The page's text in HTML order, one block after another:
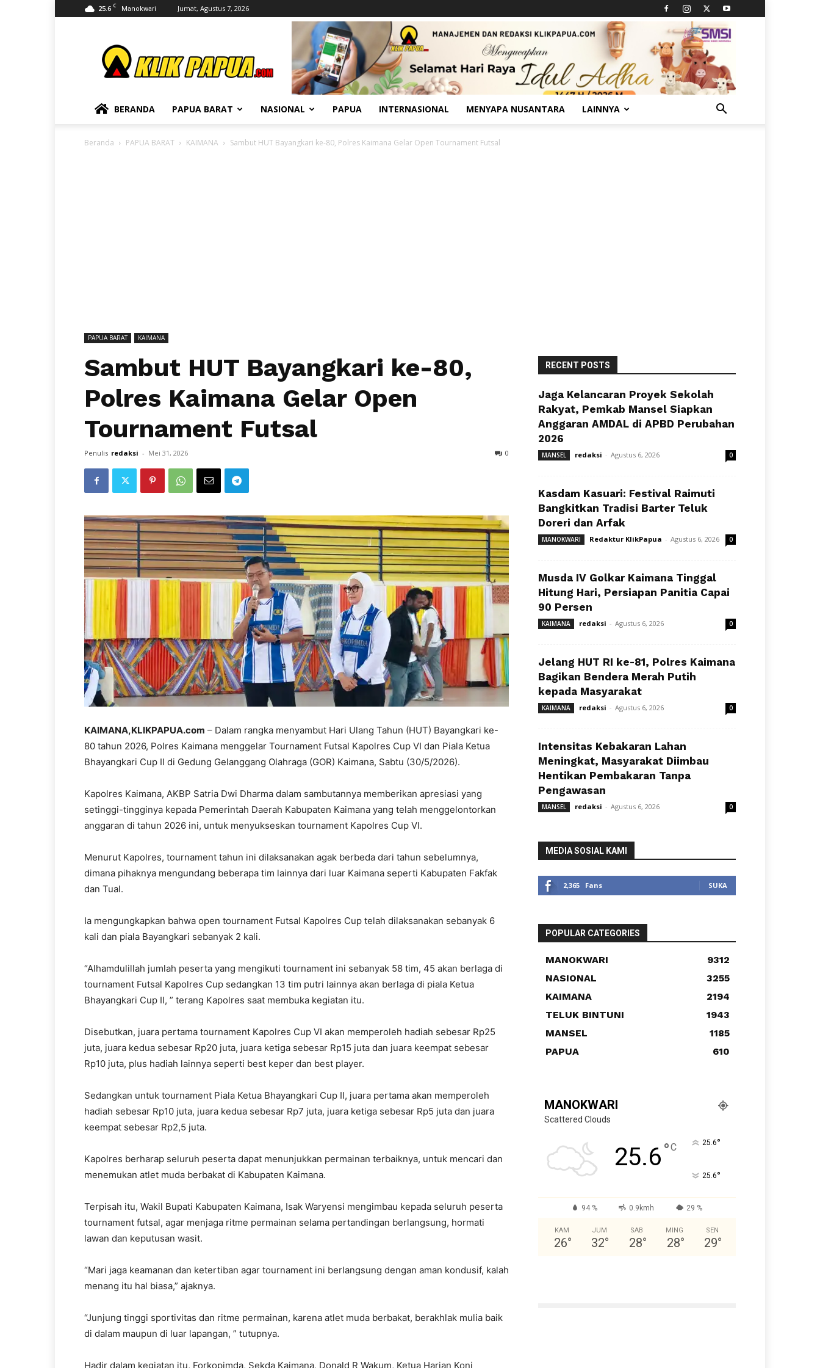
25.6 C Manokwari Jumat, Agustus 7, 2026
BERANDA PAPUA BARAT NASIONAL PAPUA INTERNASIONAL MENYAPA NUSANTARA LAINNYA
Beranda PAPUA BARAT KAIMANA Sambut HUT Bayangkari ke-80, Polres Kaimana Gelar Open Tournament Futsal
PAPUA BARAT KAIMANA
Sambut HUT Bayangkari ke-80,
Polres Kaimana Gelar Open
Tournament Futsal
Penulis redaksi - Mei 31, 2026 0
KAIMANA,KLIKPAPUA.com – Dalam rangka menyambut Hari Ulang Tahun (HUT) Bayangkari ke-
80 tahun 2026, Polres Kaimana menggelar Tournament Futsal Kapolres Cup VI dan Piala Ketua
Bhayangkari Cup II di Gedung Gelanggang Olahraga (GOR) Kaimana, Sabtu (30/5/2026).
Kapolres Kaimana, AKBP Satria Dwi Dharma dalam sambutannya memberikan apresiasi yang
setinggi-tingginya kepada Pemerintah Daerah Kabupaten Kaimana yang telah menggelontorkan
anggaran di tahun 2026 ini, untuk menyukseskan tournament Kapolres Cup VI.
Menurut Kapolres, tournament tahun ini dilaksanakan agak berbeda dari tahun sebelumnya,
dimana pihaknya mengundang beberapa tim lainnya dari luar Kaimana seperti Kabupaten Fakfak
dan Tual.
Ia mengungkapkan bahwa open tournament Futsal Kapolres Cup telah dilaksanakan sebanyak 6
kali dan piala Bayangkari sebanyak 2 kali.
“Alhamdulillah jumlah peserta yang mengikuti tournament ini sebanyak 58 tim, 45 akan berlaga di
tournament Futsal Kapolres Cup sedangkan 13 tim putri lainnya akan berlaga di piala Ketua
Bhayangkari Cup II, ” terang Kapolres saat membuka kegiatan itu.
Disebutkan, juara pertama tournament Kapolres Cup VI akan memperoleh hadiah sebesar Rp25
juta, juara kedua sebesar Rp20 juta, juara ketiga sebesar Rp15 juta dan juara keempat sebesar
Rp10 juta, plus hadiah lainnya seperti best keper dan best player.
Sedangkan untuk tournament Piala Ketua Bhayangkari Cup II, juara pertama akan memperoleh
hadiah sebesar Rp10 juta, juara kedua sebesar Rp7 juta, juara ketiga sebesar Rp5 juta dan juara
keempat sebesar Rp2,5 juta.
Kapolres berharap seluruh peserta dapat menunjukkan permainan terbaiknya, untuk mencari dan
menemukan atlet muda berbakat di Kabupaten Kaimana.
Terpisah itu, Wakil Bupati Kabupaten Kaimana, Isak Waryensi mengimbau kepada seluruh peserta
tournament futsal, agar menjaga ritme permainan selama pertandingan berlangsung, hormati
lawan dan keputusan wasit.
“Mari jaga keamanan dan ketertiban agar tournament ini berlangsung dengan aman kondusif, kalah
menang itu hal biasa,” ajaknya.
“Junjung tinggi sportivitas dan ritme permainan, karena atlet muda berbakat, berakhlak mulia baik
di dalam maupun di luar lapangan, ” tutupnya.
Hadir dalam kegiatan itu, Forkopimda, Sekda Kaimana, Donald R Wakum, Ketua Harian Koni
RECENT POSTS
Jaga Kelancaran Proyek Sekolah
Rakyat, Pemkab Mansel Siapkan
Anggaran AMDAL di APBD Perubahan
2026
MANSEL redaksi - Agustus 6, 2026 0
Kasdam Kasuari: Festival Raimuti
Bangkitkan Tradisi Barter Teluk
Doreri dan Arfak
MANOKWARI Redaktur KlikPapua - Agustus 6, 2026 0
Musda IV Golkar Kaimana Tinggal
Hitung Hari, Persiapan Panitia Capai
90 Persen
KAIMANA redaksi - Agustus 6, 2026 0
Jelang HUT RI ke-81, Polres Kaimana
Bagikan Bendera Merah Putih
kepada Masyarakat
KAIMANA redaksi - Agustus 6, 2026 0
Intensitas Kebakaran Lahan
Meningkat, Masyarakat Diimbau
Hentikan Pembakaran Tanpa
Pengawasan
MANSEL redaksi - Agustus 6, 2026 0
MEDIA SOSIAL KAMI
2,365 Fans SUKA
POPULAR CATEGORIES
MANOKWARI
9312
NASIONAL
3255
KAIMANA
2194
TELUK BINTUNI
1943
MANSEL
1185
PAPUA
610
MANOKWARI
Scattered Clouds
25.6°C 25.6°
25.6°
94 % 0.9kmh 29 %
KAM
26°
JUM
32°
SAB
28°
MING
28°
SEN
29°